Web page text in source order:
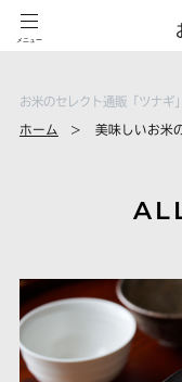
お米のセレクト通販「ツナギ
ホーム 美味しいお米